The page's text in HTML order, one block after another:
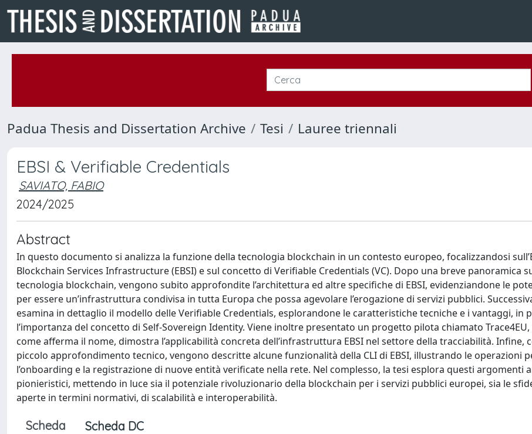
Padua Thesis and Dissertation Archive Tesi Lauree triennali
EBSI & Verifiable Credentials
SAVIATO, FABIO
2024/2025
Abstract
In questo documento si analizza la funzione della tecnologia blockchain in un contesto europeo, focalizzandosi
Blockchain Services Infrastructure (EBSI) e sul concetto di Verifiable Credentials (VC). Dopo una breve panoramica
tecnologia blockchain, vengono subito approfondite l’architettura ed altre specifiche di EBSI, evidenziandone le
per essere un’infrastruttura condivisa in tutta Europa che possa agevolare l’erogazione di servizi pubblici.
esamina in dettaglio il modello delle Verifiable Credentials, esplorandone le caratteristiche tecniche e i vantaggi, in
l’importanza del concetto di Self-Sovereign Identity. Viene inoltre presentato un progetto pilota chiamato Trace4EU,
come afferma il nome, dimostra l’applicabilità concreta dell’infrastruttura EBSI nel settore della tracciabilità. Infine,
piccolo approfondimento tecnico, vengono descritte alcune funzionalità della CLI di EBSI, illustrando le operazioni
l’onboarding e la registrazione di nuove entità verificate nella rete. Nel complesso, la tesi esplora questi argomenti
pionieristici, mettendo in luce sia il potenziale rivoluzionario della blockchain per i servizi pubblici europei, sia le
aperte in termini normativi, di scalabilità e interoperabilità.
Scheda Scheda DC